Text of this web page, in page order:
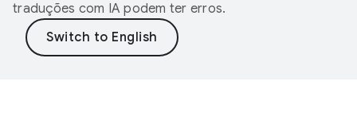
traduções com IA podem ter erros.